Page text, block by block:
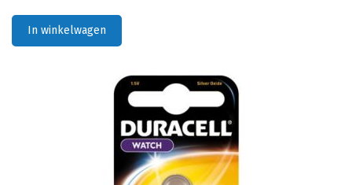
In winkelwagen